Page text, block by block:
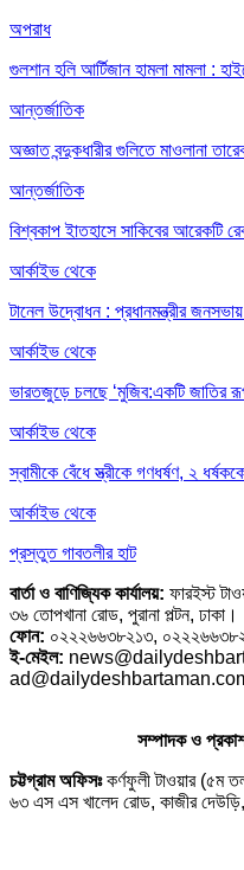
অপরাধ
গুলশান হলি আর্টিজান হামলা মামলা :
আন্তর্জাতিক
অজ্ঞাত বন্দুকধারীর গুলিতে মাওলানা
আন্তর্জাতিক
বিশ্বকাপ ইাতহাসে সাকিবের আরেকটি
আর্কাইভ থেকে
টানেল উদ্বোধন : প্রধানমন্ত্রীর জনসভায়
আর্কাইভ থেকে
ভারতজুড়ে চলছে ‘মুজিব:একটি জাতির
আর্কাইভ থেকে
স্বামীকে বেঁধে স্ত্রীকে গণধর্ষণ, ২
আর্কাইভ থেকে
প্রস্তুত গাবতলীর হাট
বার্তা ও বাণিজ্যিক কার্যালয়: ফারইস্ট
৩৬ তোপখানা রোড, পুরানা পল্টন, ঢাকা।
ফোন: ০২২২৬৬৩৮২১৩,
ই-মেইল:
সম্পাদক ও
চট্টগ্রাম অফিসঃকর্ণফুলী টাওয়ার (৫ম
৬৩ এস এস খালেদ রোড, কাজীর দেউড়ি,